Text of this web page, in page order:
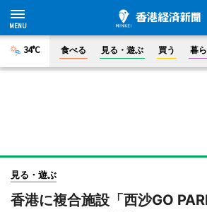
34°C 食べる 見る・遊ぶ 買う 暮
見る・遊ぶ
香港に複合施設「西沙GO